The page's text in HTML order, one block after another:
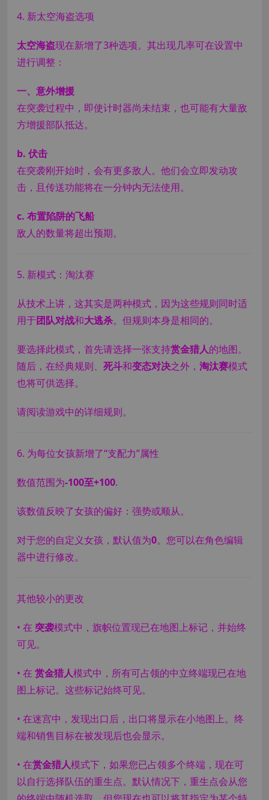
4. 新太空海盗选项
太空海盗现在新增了3种选项。其出现几率可在设置中
进行调整：
一、意外增援
在突袭过程中，即使计时器尚未结束，也可能有大量敌
方增援部队抵达。
b. 伏击
在突袭刚开始时，会有更多敌人。他们会立即发动攻
击，且传送功能将在一分钟内无法使用。
c. 布置陷阱的飞船
敌人的数量将超出预期。
5. 新模式：淘汰赛
从技术上讲，这其实是两种模式，因为这些规则同时适
用于团队对战和大逃杀。但规则本身是相同的。
要选择此模式，首先请选择一张支持赏金猎人的地图。
随后，在经典规则、 死斗和变态对决之外， 淘汰赛模式
也将可供选择。
请阅读游戏中的详细规则。
6. 为每位女孩新增了“支配力”属性
数值范围为-100至+100.
该数值反映了女孩的偏好：强势或顺从。
对于您的自定义女孩，默认值为0。您可以在角色编辑
器中进行修改。
其他较小的更改
• 在 突袭模式中，旗帜位置现已在地图上标记，并始终
可见。
• 在 赏金猎人模式中，所有可占领的中立终端现已在地
图上标记。这些标记始终可见。
• 在迷宫中，发现出口后，出口将显示在小地图上。终
端和销售目标在被发现后也会显示。
• 在赏金猎人模式下，如果您已占领多个终端，现在可
以自行选择队伍的重生点。默认情况下，重生点会从您